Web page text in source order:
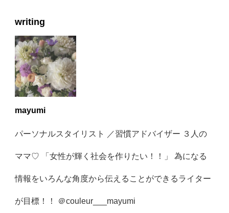
writing
mayumi
パーソナルスタイリスト ／習慣アドバイザー ３人の
ママ♡ 「女性が輝く社会を作りたい！！」 為になる
情報をいろんな角度から伝えることができるライター
が目標！！ ＠couleur___mayumi